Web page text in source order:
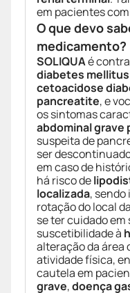
em pacientes com
O que devo
medicamento?
SOLIQUAé
diabetes mellitus
cetoacidose
pancreatite, e
os sintomas
abdominal
suspeita de
ser
em caso de
há risco de
localizada,
rotação do local
se ter cuidado
suscetibilidade à
alteração da área
atividade física,
cautela em
grave,doença